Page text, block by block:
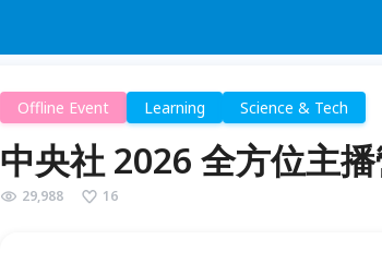
Offline Event Learning Science & Tech
中央社 2026 全方位主
29,988 16